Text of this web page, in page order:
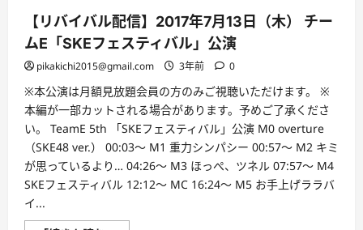
川
成
美
の
き」-
能
溢
れ
る
グ
ラ
ビ
ア
ア
イ
ル
【リバイバル配信】2017年7月13日（木） チー
ムE「SKEフェスティバル」公演
pikakichi2015@gmail.com 3年前 0
※本公演は月額見放題会員の方のみご視聴いただけます。 ※
本編が一部カットされる場合があります。予めご了承くださ
い。 TeamE 5th 「SKEフェスティバル」公演 M0 overture
（SKE48 ver.） 00:03～ M1 重力シンパシー 00:57～ M2 キミ
が思っているより… 04:26～ M3 ほっぺ、ツネル 07:57～ M4
SKEフェスティバル 12:12～ MC 16:24～ M5 お手上げララバ
イ...